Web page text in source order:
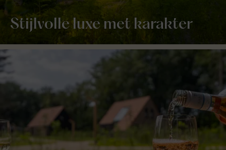
Stijlvolle luxe met karakter